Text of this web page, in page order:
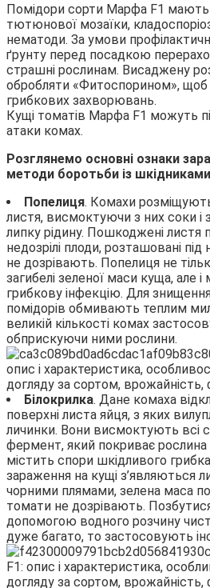
Помідори сорти Марфа F1 мають
тютюнової мозаїки,
нематоди. За умови
ґрунту перед посадкою
страшні рослинам. Висаджену
обробляти «Фитоспорином», щоб
грибкових захворювань.
Кущі томатів Марфа F1 можуть
атаки комах.
Розглянемо основні ознаки
методи боротьби із
Попелиця. Комахи
листя, висмоктуючи з них соки і
липку рідину. Пошкоджені листя
недозрілі плоди, розташовані
не дозрівають. Попелиця не
загибелі зеленої маси куща, але
грибкову інфекцію. Для
помідорів обмивають теплим
великій кількості комах
обприскуючи ними рослини.
Білокрилка. Дане комаха
поверхні листа яйця, з яких
личинки. Вони висмоктують всі
фермент, який покриває
містить спори шкідливого
зараження на кущі з’являються
чорними плямами, зелена маса
томати не дозрівають.
допомогою водного розчину
дуже багато, то застосовують